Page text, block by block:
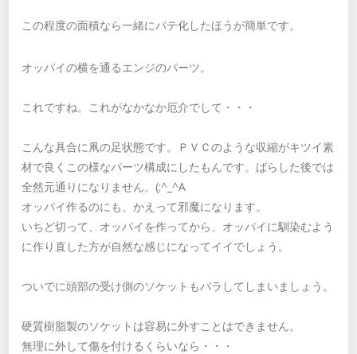
この程度の面積なら一緒にパテ化したほうが簡単です。
オッパイの横を通るエンジのパーツ。
これですね。これがなかなか厄介でして・・・
こんな具合に凧の足状態です。ＰＶＣのような収縮がキツイ素
材で良くこの様なパーツ構成にしたもんです。ばらした後では
全然元通りになりません。(;^_^A
オッパイ作るのにも、かえって邪魔になります。
いちど切って、オッパイを作ってから、オッパイに馴染むよう
に作り直した方が自然な感じになってイイでしょう。
ついでに頭部の受け側のソケットもバラしてしまいましょう。
硬質樹脂製のソケットは容易に外すことはできません。
無理に外して傷を付けるくらいなら・・・